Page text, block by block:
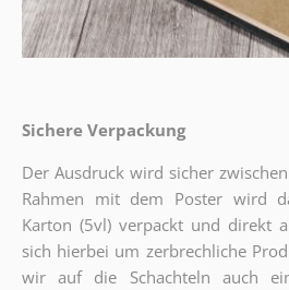
Sichere Verpackung
Der Ausdruck wird sicher
Rahmen mit dem Poster wird
Karton (5vl) verpackt und direkt
sich hierbei um zerbrechliche
wir auf die Schachteln auch